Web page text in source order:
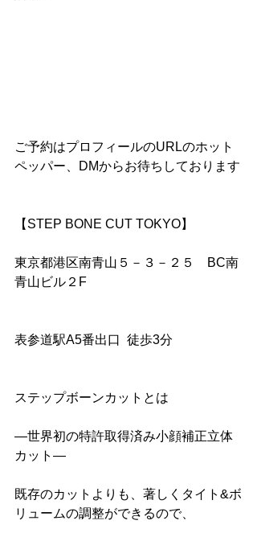
ご予約はプロフィールのURLのホット
ペッパー、DMからお待ちしております
【STEP BONE CUT TOKYO】
東京都港区南青山５－３－２５　BC南
青山ビル２F
表参道駅A5番出口  徒歩3分
ステップボーンカットとは
―世界初の特許取得済み小顔補正立体
カット―
既存のカットよりも、著しくタイト&ボ
リュームの調整ができるので、